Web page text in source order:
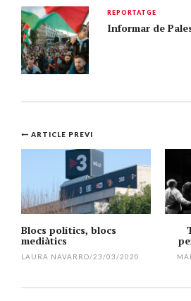
REPORTATGE
Informar de
Navegació
l'article
ARTICLE PREVI
Blocs polítics, blocs
mediàtics
LAURA NAVARRO/23/03/2020